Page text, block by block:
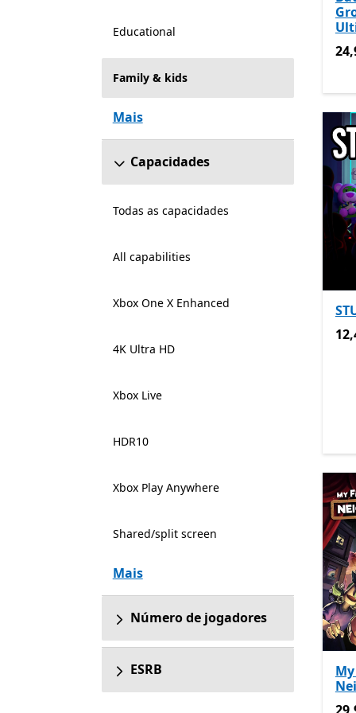
Educational
Family & kids
Mais
Capacidades
Todas as capacidades
All capabilities
Xbox One X Enhanced
4K Ultra HD
Xbox Live
HDR10
Xbox Play Anywhere
Shared/split screen
Mais
Número de jogadores
ESRB